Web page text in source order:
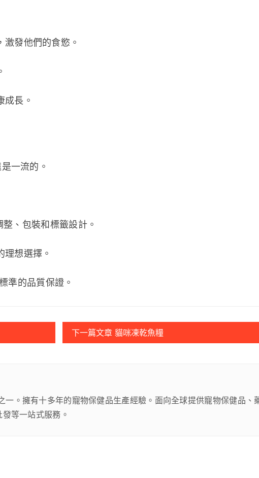
發他們的食慾。
成長。
一流的。
、包裝和標籤設計。
理想選擇。
準的品質保證。
下一篇文章 貓咪凍乾魚糧
一。擁有十多年的寵物保健品生產經驗。面向全球提供寵物保健品、
等一站式服務。